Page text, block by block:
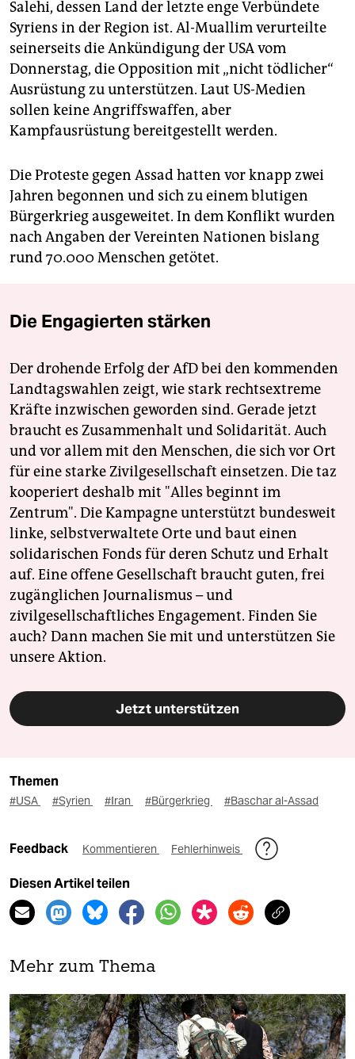
Salehi, dessen Land der letzte enge Verbündete
Syriens in der Region ist. Al-Muallim verurteilte
seinerseits die Ankündigung der USA vom
Donnerstag, die Opposition mit „nicht tödlicher“
Ausrüstung zu unterstützen. Laut US-Medien
sollen keine Angriffswaffen, aber
Kampfausrüstung bereitgestellt werden.
Die Proteste gegen Assad hatten vor knapp zwei
Jahren begonnen und sich zu einem blutigen
Bürgerkrieg ausgeweitet. In dem Konflikt wurden
nach Angaben der Vereinten Nationen bislang
rund 70.000 Menschen getötet.
Die Engagierten stärken
Der drohende Erfolg der AfD bei den kommenden
Landtagswahlen zeigt, wie stark rechtsextreme
Kräfte inzwischen geworden sind. Gerade jetzt
braucht es Zusammenhalt und Solidarität. Auch
und vor allem mit den Menschen, die sich vor Ort
für eine starke Zivilgesellschaft einsetzen. Die taz
kooperiert deshalb mit "Alles beginnt im
Zentrum". Die Kampagne unterstützt bundesweit
linke, selbstverwaltete Orte und baut einen
solidarischen Fonds für deren Schutz und Erhalt
auf. Eine offene Gesellschaft braucht guten, frei
zugänglichen Journalismus – und
zivilgesellschaftliches Engagement. Finden Sie
auch? Dann machen Sie mit und unterstützen Sie
unsere Aktion.
Jetzt unterstützen
Themen
#USA #Syrien #Iran #Bürgerkrieg #Baschar al-Assad
Feedback Kommentieren Fehlerhinweis
Diesen Artikel teilen
Mehr zum Thema